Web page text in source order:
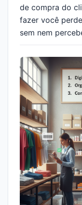
de compra do
fazer você
sem nem